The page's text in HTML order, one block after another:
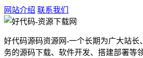
网站介绍 联系我们
好代码源码资源网-一个长期为广大站长
务的源码下载、软件开发、搭建部署等